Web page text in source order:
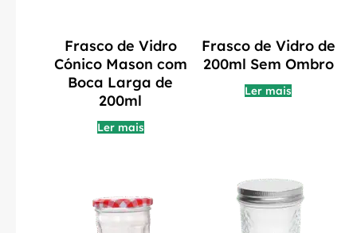
Frasco de Vidro
Cónico Mason com
Boca Larga de
200ml
Ler mais
Frasco de Vidro de
200ml Sem Ombro
Ler mais